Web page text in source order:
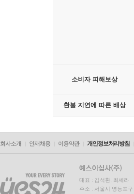
소비자 피해보상
환불 지연에 따른 배상
회사소개 인재채용 이용약관 개인정보처리방침
대표 : 김석환, 최세라
주소 : 서울시 영등포